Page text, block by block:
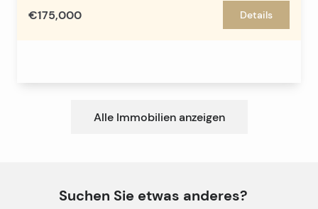
€175,000 Details
Alle Immobilien anzeigen
Suchen Sie etwas anderes?